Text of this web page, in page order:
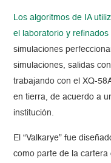
Los algoritmos de IA
el laboratorio y refinados
simulaciones
simulaciones, salidas
trabajando con el XQ-
en tierra, de acuerdo a
institución.
El “Valkarye” fue
como parte de la